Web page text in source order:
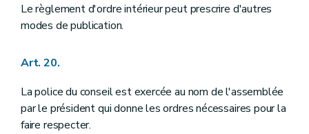
Le règlement d'ordre intérieur peut prescrire d'autres
modes de publication.
Art. 20.
La police du conseil est exercée au nom de l'assemblée
par le président qui donne les ordres nécessaires pour la
faire respecter.